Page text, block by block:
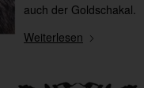
auch der Goldschakal.
Weiterlesen